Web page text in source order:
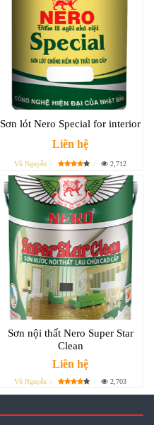
Sơn lót Nero Special for interior
Liên hệ
Vũ Nguyễn 2,712
Sơn nội thất Nero Super Star
Clean
Liên hệ
Vũ Nguyễn 2,703